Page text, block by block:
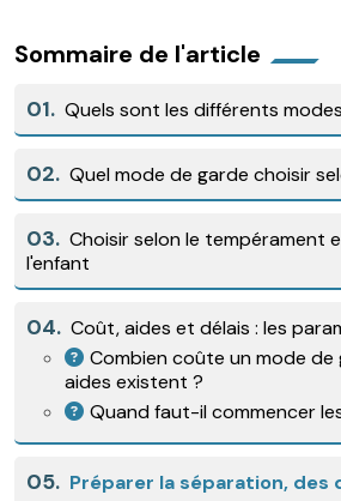
Sommaire de l'article
01. Quels sont les différents
02. Quel mode de garde choisir
03. Choisir selon le tempérament
l'enfant
04. Coût, aides et délais : les
Combien coûte un mode de
aides existent ?
Quand faut-il commencer
05. Préparer la séparation, des